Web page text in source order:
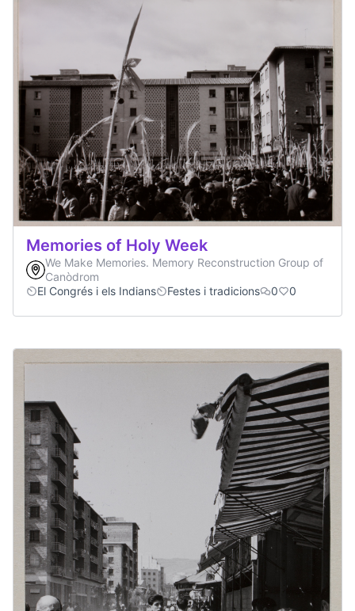
Memories of Holy Week
We Make Memories. Memory Reconstruction Group of
Canòdrom
El Congrés i els Indians
Festes i tradicions 0 0